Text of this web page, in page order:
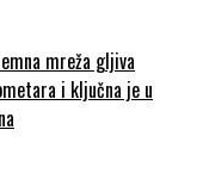
mreža gljiva
i ključna je u